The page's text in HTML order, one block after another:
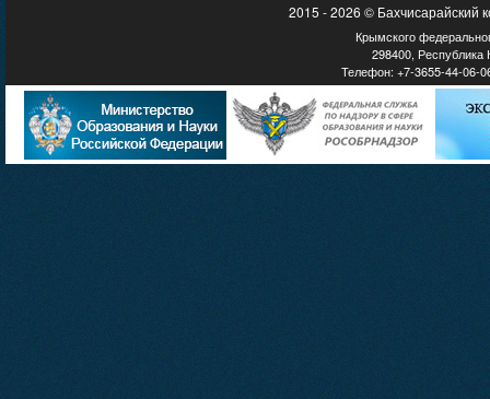
2015 - 2026 © Бахчисарайский
Крымского
298400, Республика
Телефон: +7-3655-44-06-